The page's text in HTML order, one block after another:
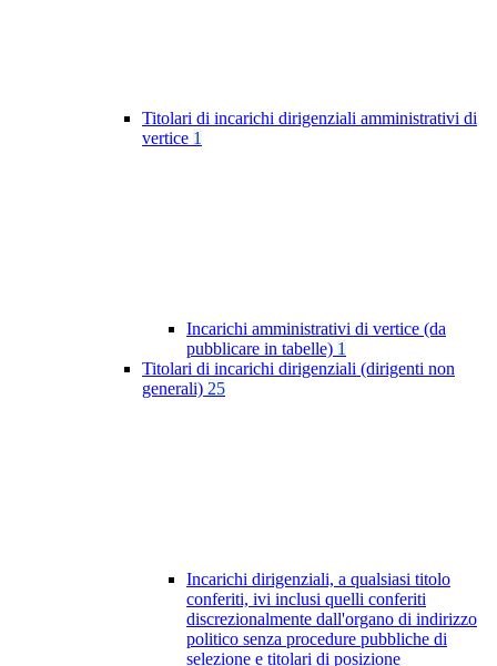
Titolari di incarichi dirigenziali amministrativi di
vertice 1
Incarichi amministrativi di vertice (da
pubblicare in tabelle) 1
Titolari di incarichi dirigenziali (dirigenti non
generali) 25
Incarichi dirigenziali, a qualsiasi titolo
conferiti, ivi inclusi quelli conferiti
discrezionalmente dall'organo di indirizzo
politico senza procedure pubbliche di
selezione e titolari di posizione